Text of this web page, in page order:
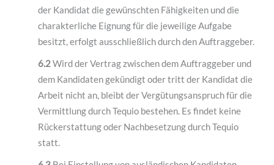
der Kandidat die gewünschten Fähigkeiten und die
charakterliche Eignung für die jeweilige Aufgabe
besitzt, erfolgt ausschließlich durch den Auftraggeber.
6.2Wird der Vertrag zwischen dem Auftraggeber und
dem Kandidaten gekündigt oder tritt der Kandidat die
Arbeit nicht an, bleibt der Vergütungsanspruch für die
Vermittlung durch Tequio bestehen. Es findet keine
Rückerstattung oder Nachbesetzung durch Tequio
statt.